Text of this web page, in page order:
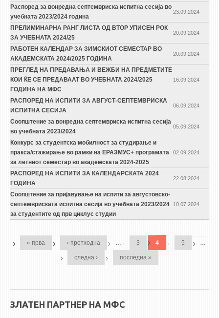
Распоред за вонредна септемвриска испитна сесија во
учебната 2023/2024 година
23.09.2024
ПРЕЛИМИНАРНА РАНГ ЛИСТА ОД ВТОР УПИСЕН РОК
ЗА УЧЕБНАТА 2024/25
20.09.2024
РАБОТЕН КАЛЕНДАР ЗА ЗИМСКИОТ СЕМЕСТАР ВО
АКАДЕМСКАТА 2024/2025 ГОДИНА
20.09.2024
ПРЕГЛЕД НА ПРЕДАВАЊА И ВЕЖБИ НА ПРЕДМЕТИТЕ
КОИ ЌЕ СЕ ПРЕДАВААТ ВО УЧЕБНАТА 2024/2025
ГОДИНА НА МФС
16.09.2024
РАСПОРЕД НА ИСПИТИ ЗА АВГУСТ-СЕПТЕМВРИСКА
ИСПИТНА СЕСИЈА
06.09.2024
Соопштение за вонредна септемвриска испитна сесија
во учебната 2023/2024
05.09.2024
Конкурс за студентска мобилност за студирање и
пракса/стажирање во рамки на ЕРАЗМУС+ програмата
за летниот семестар во академската 2024-2025
02.09.2024
РАСПОРЕД НА ИСПИТИ ЗА КАЛЕНДАРСКАТА 2024
ГОДИНА
22.08.2024
Соопштение за пријавување на испити за августовско-
септемвриската испитна сесија во учебната 2023/2024
за студентите од прв циклус студии
10.07.2024
« прва ‹ претходна … 3 4 5 …
следна › последна »
ЗЛАТЕН ПАРТНЕР НА МФС